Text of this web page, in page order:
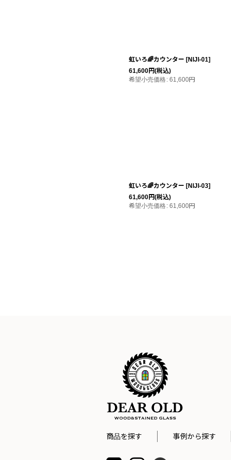
虹いろ🌈カウンター [NIJI‐01]
61,600円(税込)
希望小売価格: 61,600円
虹いろ🌈カウンター [NIJI‐03]
61,600円(税込)
希望小売価格: 61,600円
商品を探す 事例から探す